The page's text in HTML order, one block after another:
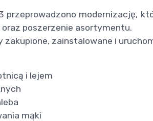
modernizację,
poszerzenie asortymentu.
zainstalowane i
i lejem
mąki